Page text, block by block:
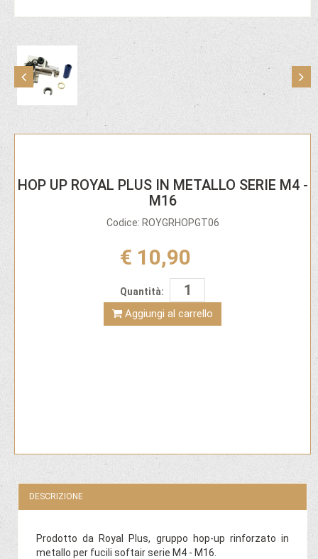
HOP UP ROYAL PLUS IN METALLO SERIE M4 -
M16
Codice: ROYGRHOPGT06
€ 10,90
Quantità:
Aggiungi al carrello
DESCRIZIONE
Prodotto da Royal Plus, gruppo hop-up rinforzato in
metallo per fucili softair serie M4 - M16.